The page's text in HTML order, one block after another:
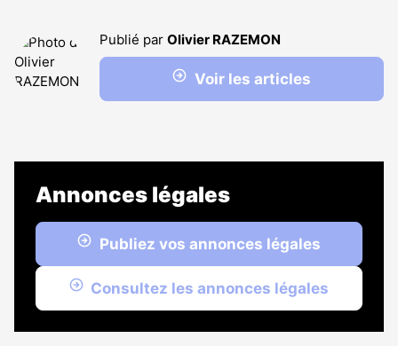
Publié par Olivier RAZEMON
Voir les articles
Annonces légales
Publiez vos annonces légales
Consultez les annonces légales